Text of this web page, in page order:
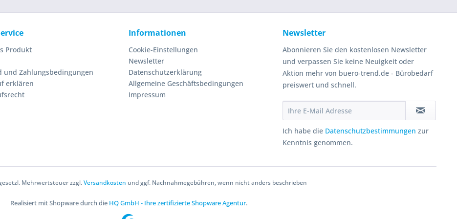
Produkt
und Zahlungsbedingungen
erklären
Informationen
Cookie-Einstellungen
Newsletter
Datenschutzerklärung
Allgemeine Geschäftsbedingungen
Impressum
Newsletter
Abonnieren Sie den kostenlosen Newsletter
und verpassen Sie keine Neuigkeit oder
Aktion mehr von buero-trend.de - Bürobedarf
preiswert und schnell.
Ich habe die Datenschutzbestimmungen zur
Kenntnis genommen.
Mehrwertsteuer zzgl.Versandkosten und ggf. Nachnahmegebühren, wenn nicht anders beschrieben
Realisiert mit Shopware durch die HQ GmbH - Ihre zertifizierte Shopware Agentur.